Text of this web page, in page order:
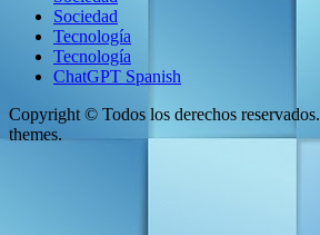
Sociedad
Tecnología
Tecnología
ChatGPT Spanish
Copyright © Todos los derechos reservados.
themes.